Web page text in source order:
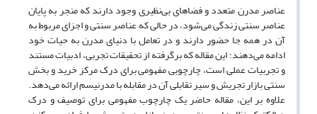
عناصر مدرن متعدد و فضاهای بی‌نظیری وجود دارند که منجر به پایان
عناصر سنتی زندگی می‌شود، در حالی که عناصر سنتی و اجزای مربوط به
آن در همه جا حضور دارند و در تعامل با دنیای مدرن به حیات خود
ادامه می‌دهند؛ این مقاله که برگرفته از تحقیقات تجربی، ادبیات مستند
و تجربیات عملی است، چارچوبی مفهومی برای درک مرکز خرید و بخش
سنتی بازار تجریش و سیر تقابلی آن در مقابله با مدرنیسم ارائه می‌دهد.
علاوه بر این، مقاله‌ حاضر یک چارچوب مفهومی برای توصیف و درک